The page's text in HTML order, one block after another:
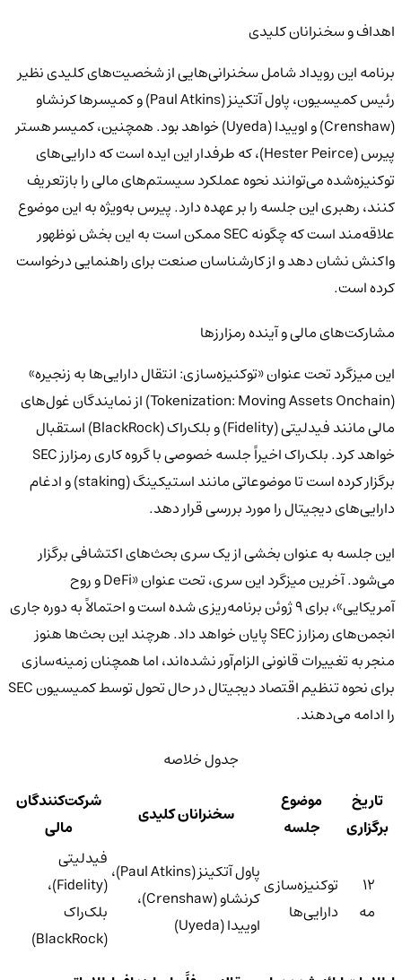
اهداف و سخنرانان کلیدی
برنامه این رویداد شامل سخنرانی‌هایی از شخصیت‌های کلیدی نظیر
رئیس کمیسیون، پاول آتکینز (Paul Atkins) و کمیسرها کرنشاو
(Crenshaw) و اوییدا (Uyeda) خواهد بود. همچنین، کمیسر هستر
پیرس (Hester Peirce)، که طرفدار این ایده است که دارایی‌های
توکنیزه‌شده می‌توانند نحوه عملکرد سیستم‌های مالی را بازتعریف
کنند، رهبری این جلسه را بر عهده دارد. پیرس به‌ویژه به این موضوع
علاقه‌مند است که چگونه SEC ممکن است به این بخش نوظهور
واکنش نشان دهد و از کارشناسان صنعت برای راهنمایی درخواست
کرده است.
مشارکت‌های مالی و آینده رمزارزها
این میزگرد تحت عنوان «توکنیزه‌سازی: انتقال دارایی‌ها به زنجیره»
(Tokenization: Moving Assets Onchain) از نمایندگان غول‌های
مالی مانند فیدلیتی (Fidelity) و بلک‌راک (BlackRock) استقبال
خواهد کرد. بلک‌راک اخیراً جلسه خصوصی با گروه کاری رمزارز SEC
برگزار کرده است تا موضوعاتی مانند استیکینگ (staking) و ادغام
دارایی‌های دیجیتال را مورد بررسی قرار دهد.
این جلسه به عنوان بخشی از یک سری بحث‌های اکتشافی برگزار
می‌شود. آخرین میزگرد این سری، تحت عنوان «DeFi و روح
آمریکایی»، برای ۹ ژوئن برنامه‌ریزی شده است و احتمالاً به دوره جاری
انجمن‌های رمزارز SEC پایان خواهد داد. هرچند این بحث‌ها هنوز
منجر به تغییرات قانونی الزام‌آور نشده‌اند، اما همچنان زمینه‌سازی
برای نحوه تنظیم اقتصاد دیجیتال در حال تحول توسط کمیسیون SEC
را ادامه می‌دهند.
جدول خلاصه
تاریخ
برگزاری
موضوع
جلسه
سخنرانان کلیدی
شرکت‌کنندگان
مالی
۱۲
مه
توکنیزه‌سازی
دارایی‌ها
پاول آتکینز (Paul Atkins)،
کرنشاو (Crenshaw)،
اوییدا (Uyeda)
فیدلیتی
(Fidelity)،
بلک‌راک